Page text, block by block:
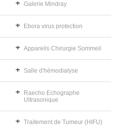
Galerie Mindray
Ebora virus protection
Appareils Chirurgie Sommeil
Salle d'hémodialyse
Raecho Echographe
Ultrasonique
Traitement de Tumeur (HIFU)